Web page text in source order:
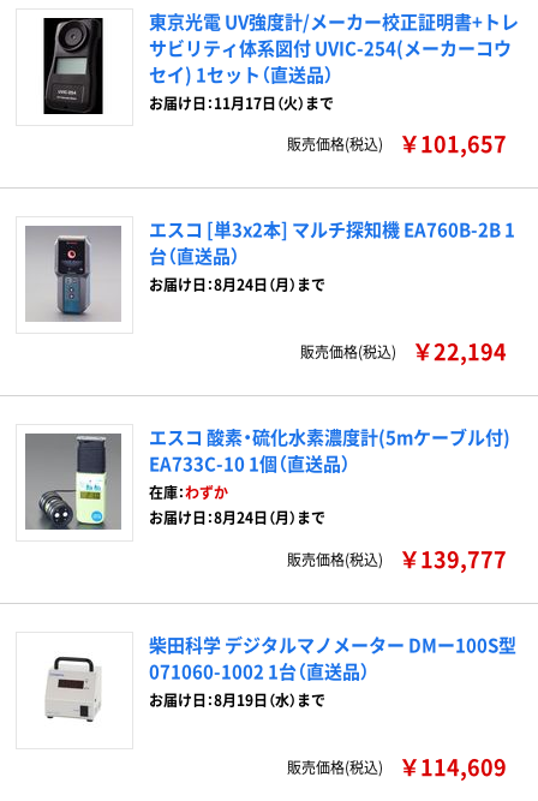
東京光電 UV強度計/メーカー校正証明書+トレ
サビリティ体系図付 UVIC-254(メーカーコウ
セイ) 1セット（直送品）
お届け日：11月17日（火）まで
販売価格(税込)
￥101,657
エスコ [単3x2本] マルチ探知機 EA760B-2B 1
台（直送品）
お届け日：8月24日（月）まで
販売価格(税込) ￥22,194
エスコ 酸素・硫化水素濃度計(5mケーブル付)
EA733C-10 1個（直送品）
在庫：わずか
お届け日：8月24日（月）まで
販売価格(税込) ￥139,777
柴田科学 デジタルマノメーター DMー100S型
071060-1002 1台（直送品）
お届け日：8月19日（水）まで
販売価格(税込) ￥114,609